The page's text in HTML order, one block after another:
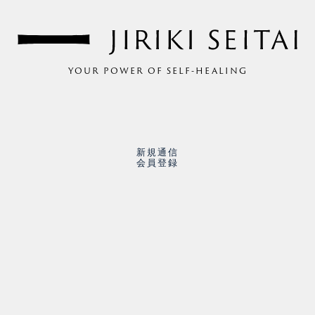
YOUR POWER OF SELF-HEALING
新規通信
会員登録